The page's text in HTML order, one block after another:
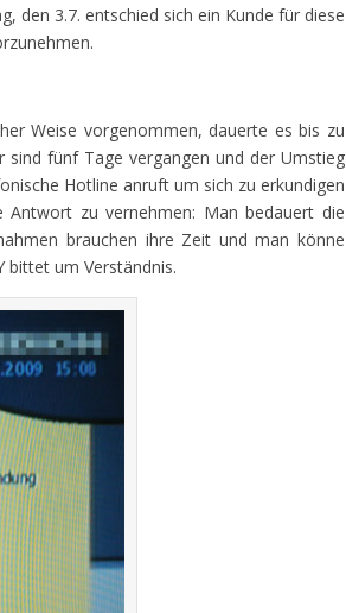
den 3.7. entschied sich ein Kunde für diese
Weise vorgenommen, dauerte es bis zu
sind fünf Tage vergangen und der Umstieg
Hotline anruft um sich zu erkundigen
zu vernehmen: Man bedauert die
brauchen ihre Zeit und man könne
bittet um Verständnis.